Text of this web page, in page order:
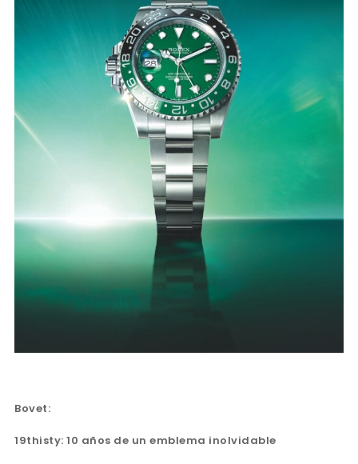
Bovet:
19thisty: 10 años de un emblema inolvidable